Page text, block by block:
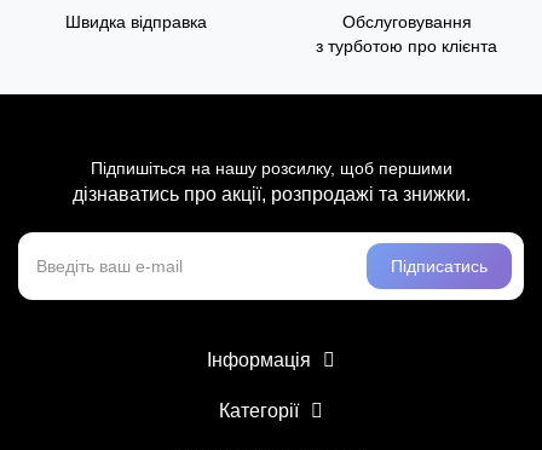
Швидка відправка
Обслуговування
з турботою про клієнта
Підпишіться на нашу розсилку, щоб першими
дізнаватись про акції, розпродажі та знижки.
Підписатись
Інформація
Категорії